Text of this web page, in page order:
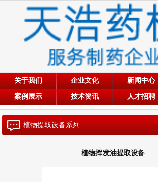
关于我们 企业文化 新闻中心
案例展示 技术资讯 人才招聘
植物提取设备系列
植物挥发油提取设备